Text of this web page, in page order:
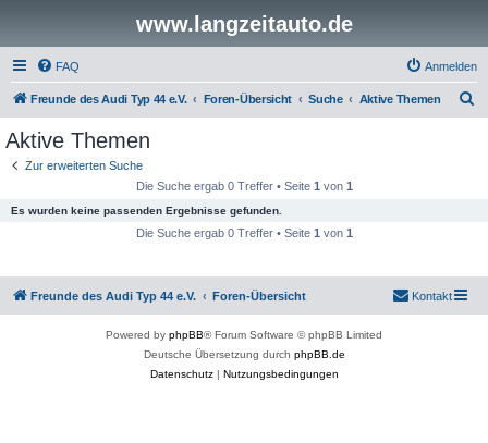
www.langzeitauto.de
FAQ Anmelden
Freunde des Audi Typ 44 e.V. Foren-Übersicht Suche Aktive Themen
Aktive Themen
Zur erweiterten Suche
Die Suche ergab 0 Treffer • Seite 1 von 1
Es wurden keine passenden Ergebnisse gefunden.
Die Suche ergab 0 Treffer • Seite 1 von 1
Freunde des Audi Typ 44 e.V. Foren-Übersicht Kontakt
Powered by phpBB® Forum Software © phpBB Limited
Deutsche Übersetzung durch phpBB.de
Datenschutz| Nutzungsbedingungen